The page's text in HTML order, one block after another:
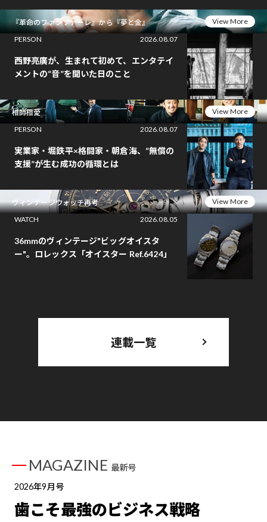
『革命のファンファーレ』から『夢と金』
View More
PERSON
2026.08.07
西野亮廣が、生まれて初めて、エンタテイ
メントの“音”を聞いた日のこと
相師相愛
View More
PERSON
2026.08.07
実業家・堀鉄平×格闘家・朝倉海、“無償の
支援”が生む成功の循環とは
ヴィンテージウォッチ再考
View More
WATCH
2026.08.05
36mmのヴィンテージ"ビッグオイスタ
ー"。ロレックス「オイスター Ref.6424」
連載一覧
MAGAZINE 最新号
2026年9月号
歯こそ最強のビジネス戦略